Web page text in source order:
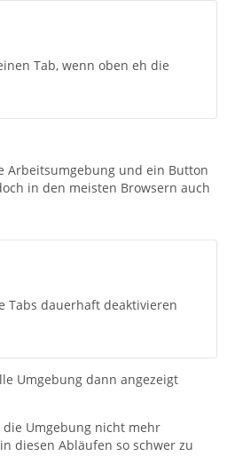
Tab, wenn oben eh die
Arbeitsumgebung und ein Button
in den meisten Browsern auch
Tabs dauerhaft deaktivieren
Umgebung dann angezeigt
Umgebung nicht mehr
diesen Abläufen so schwer zu